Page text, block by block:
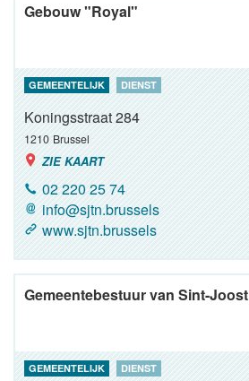
Gebouw "Royal"
GEMEENTELIJK DIENST
Koningsstraat 284
1210 Brussel
ZIE KAART
02 220 25 74
info@sjtn.brussels
www.sjtn.brussels
Gemeentebestuur van Sint-Joost
GEMEENTELIJK DIENST